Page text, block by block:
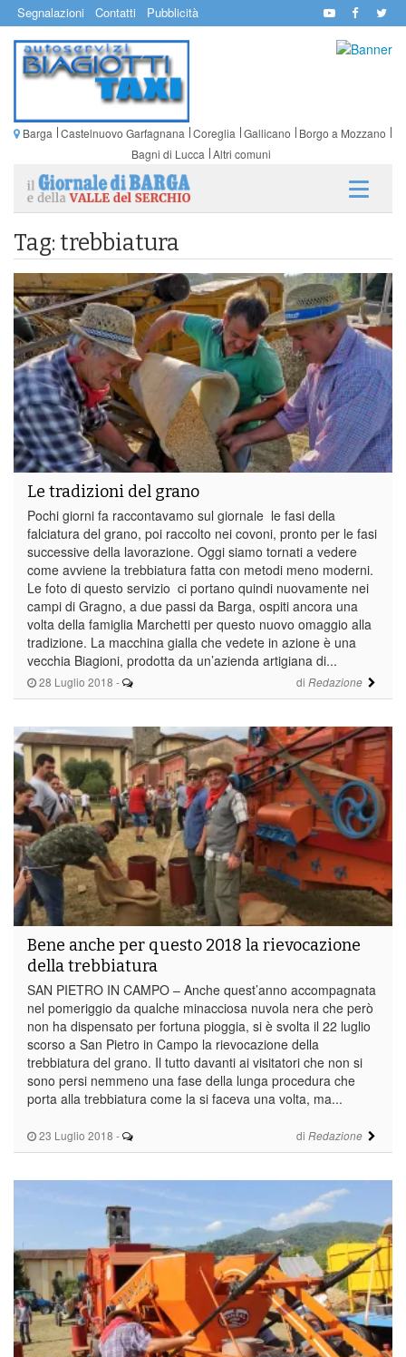
Segnalazioni Contatti Pubblicità
Barga Castelnuovo Garfagnana Coreglia Gallicano
Borgo a Mozzano
Bagni di Lucca Altri comuni
Tag: trebbiatura
28 Luglio 2018 - di Redazione
Le tradizioni del grano
Pochi giorni fa raccontavamo sul giornale le fasi della
falciatura del grano, poi raccolto nei covoni, pronto per le fasi
successive della lavorazione. Oggi siamo tornati a vedere
come avviene la trebbiatura fatta con metodi meno moderni.
Le foto di questo servizio ci portano quindi nuovamente nei
campi di Gragno, a due passi da Barga, ospiti ancora una
volta della famiglia Marchetti per questo nuovo omaggio alla
tradizione. La macchina gialla che vedete in azione è una
vecchia Biagioni, prodotta da un’azienda artigiana di...
23 Luglio 2018 - di Redazione
Bene anche per questo 2018 la rievocazione
della trebbiatura
SAN PIETRO IN CAMPO – Anche quest’anno accompagnata
nel pomeriggio da qualche minacciosa nuvola nera che però
non ha dispensato per fortuna pioggia, si è svolta il 22 luglio
scorso a San Pietro in Campo la rievocazione della
trebbiatura del grano. Il tutto davanti ai visitatori che non si
sono persi nemmeno una fase della lunga procedura che
porta alla trebbiatura come la si faceva una volta, ma...